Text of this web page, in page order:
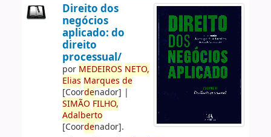
Direito dos
negócios
aplicado: do
direito
processual/
por MEDEIROS NETO,
Elias Marques de
[Coordenador] |
SIMÃO FILHO,
Adalberto
[Coordenador].